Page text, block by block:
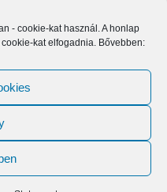
- cookie-kat használ. A honlap
kat elfogadnia. Bővebben:
készítette: